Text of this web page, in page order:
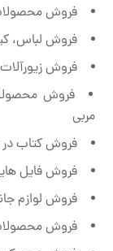
فروش
فروش لباس،
فروش زیورآلات
فروش
مربی
فروش کتاب در
فروش فایل
فروش لوازم
فروش